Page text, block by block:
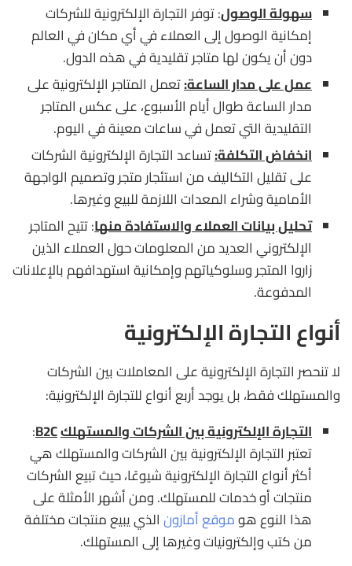
سهولة الوصول: توفر التجارة الإلكترونية للشركات
إمكانية الوصول إلى العملاء في أي مكان في العالم
دون أن يكون لها متاجر تقليدية في هذه الدول.
عمل على مدار الساعة:تعمل المتاجر الإلكترونية على
مدار الساعة طوال أيام الأسبوع، على عكس المتاجر
التقليدية التي تعمل في ساعات معينة في اليوم.
انخفاض التكلفة:تساعد التجارة الإلكترونية الشركات
على تقليل التكاليف من استئجار متجر وتصميم الواجهة
الأمامية وشراء المعدات اللازمة للبيع وغيرها.
تحليل بيانات العملاء والاستفادة منها: تتيح المتاجر
الإلكتروني العديد من المعلومات حول العملاء الذين
زاروا المتجر وسلوكياتهم وإمكانية استهدافهم بالإعلانات
المدفوعة.
أنواع التجارة الإلكترونية
لا تنحصر التجارة الإلكترونية على المعاملات بين الشركات
والمستهلك فقط، بل يوجد أربع أنواع للتجارة الإلكترونية:
التجارة الإلكترونية بين الشركات والمستهلكB2C
:
تعتبر التجارة الإلكترونية بين الشركات والمستهلك هي
أكثر أنواع التجارة الإلكترونية شيوعًا، حيث تبيع الشركات
منتجات أو خدمات للمستهلك. ومن أشهر الأمثلة على
هذا النوع هوموقع أمازونالذي يبيع منتجات مختلفة
من كتب وإلكترونيات وغيرها إلى المستهلك.